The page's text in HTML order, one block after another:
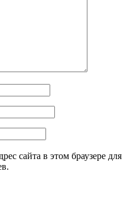
сайта в этом браузере для